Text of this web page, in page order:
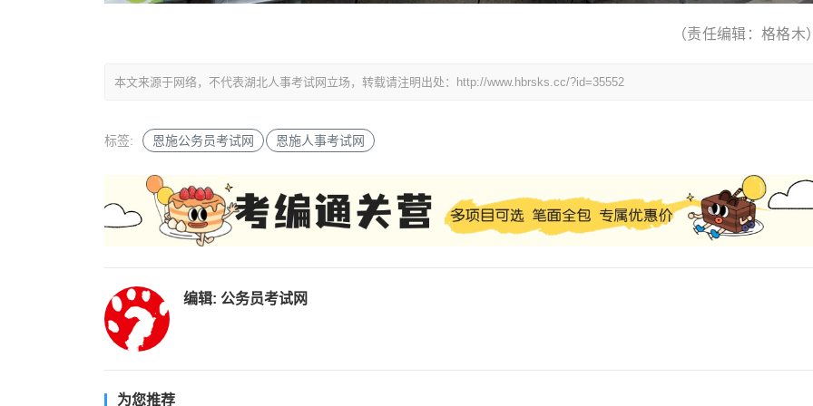
（责任编辑：格格木
本文来源于网络，不代表湖北人事考试网立场，转载请注明出处：http://www.hbrsks.cc/?id=35552
标签: 恩施公务员考试网 恩施人事考试网
编辑: 公务员考试网
为您推荐